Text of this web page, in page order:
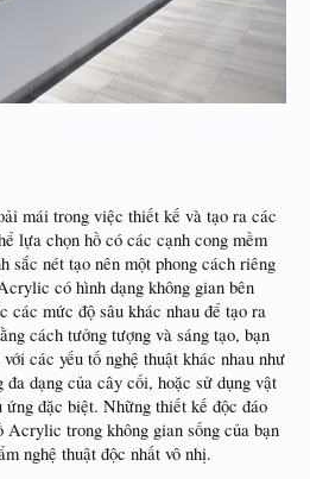
mái trong việc thiết kế và tạo ra các
lựa chọn hồ có các cạnh cong mềm
sắc nét tạo nên một phong cách riêng
có hình dạng không gian bên
các mức độ sâu khác nhau để tạo ra
cách tưởng tượng và sáng tạo, bạn
các yếu tố nghệ thuật khác nhau như
đa dạng của cây cối, hoặc sử dụng vật
đặc biệt. Những thiết kế độc đáo
Acrylic trong không gian sống của bạn
nghệ thuật độc nhất vô nhị.